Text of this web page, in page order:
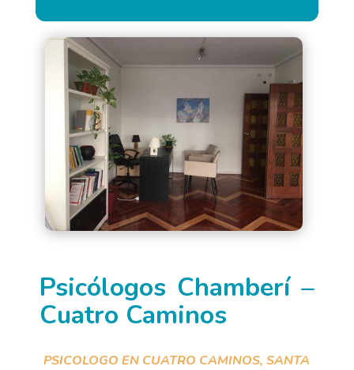
Psicólogos Chamberí –
Cuatro Caminos
PSICOLOGO EN CUATRO CAMINOS, SANTA